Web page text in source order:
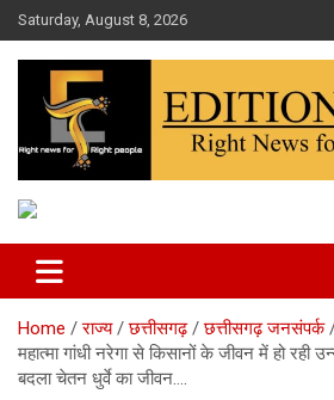
Skip
to
content
Saturday, August 8, 2026
Edition Today
Home राज्य छत्तीसगढ़
छत्तीसगढ़ जनसंपर्क
महात्मा गांधी नरेगा से किसानों के जीवन में हो रही
बदला चेतन धुर्वे का जीवन….